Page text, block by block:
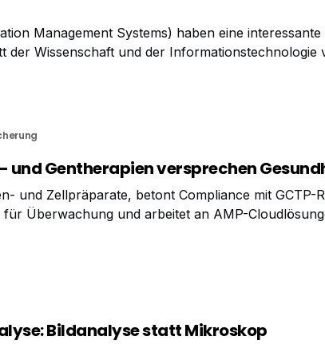
Management Systems) haben eine interessante
der Wissenschaft und der Informationstechnologie
Anfängen in den 1970er Jahren haben sich LIMS
Gentherapien versprechen
und Zellpräparate, betont Compliance mit GCTP-
für Überwachung und arbeitet an AMP-
(CF) als Spin-off der Foundation for Biomedical
Bildanalyse statt Mikroskop